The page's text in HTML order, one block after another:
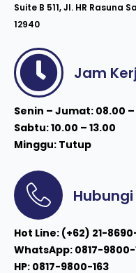
Suite B 511, Jl. HR Rasuna
12940
Jam
Senin – Jumat: 08.00 –
Sabtu: 10.00 – 13.00
Minggu: Tutup
Hot Line: (+62) 21-
WhatsApp: 0817-9800-
HP: 0817-9800-163